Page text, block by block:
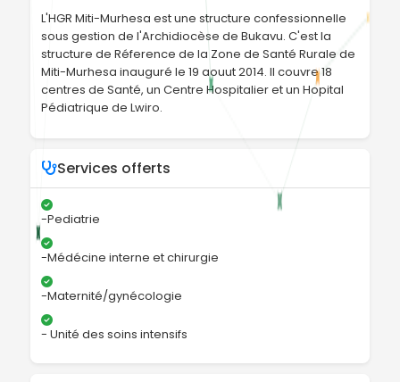
L'HGR Miti-Murhesa est une structure confessionnelle
sous gestion de l'Archidiocèse de Bukavu. C'est la
structure de Réference de la Zone de Santé Rurale de
Miti-Murhesa inauguré le 19 aouut 2014. Il couvre 18
centres de Santé, un Centre Hospitalier et un Hopital
Pédiatrique de Lwiro.
Services offerts
-Pediatrie
-Médécine interne et chirurgie
-Maternité/gynécologie
- Unité des soins intensifs